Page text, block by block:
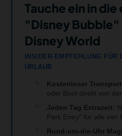
Tauche ein in
"Disney Bubble"
Disney World
INSIDER-EMPFEHLUNG FÜR
URLAUB
Kostenloser
oder Boot direkt von
Jeden Tag Extrazeit:
Park Entry" für alle vier
Rund-um-die-Uhr